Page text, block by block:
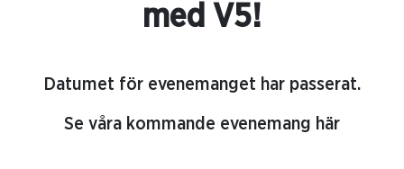
med V5!
Datumet för evenemanget har passerat.
Se våra kommande evenemang här